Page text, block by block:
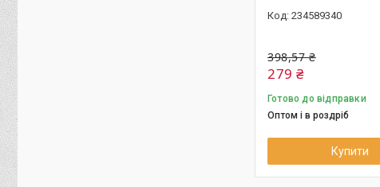
234589340
398,57 ₴
279 ₴
Готово до відправки
Оптом і в роздріб
Купити